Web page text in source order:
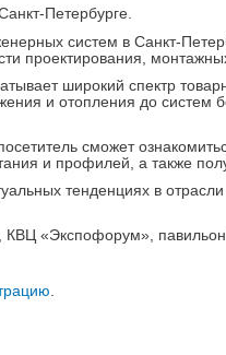
Петербурге.
систем в Санкт-
проектирования,
широкий спектр
и отопления до систем
сможет
и профилей, а также
тенденциях в
КВЦ «Экспофорум»,